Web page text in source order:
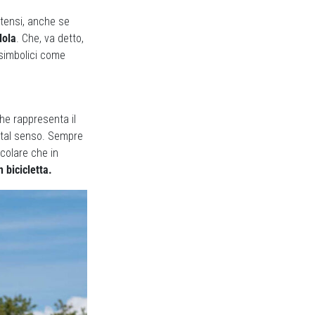
anche se
. Che, va detto,
come
rappresenta il
senso. Sempre
che in
bicicletta.